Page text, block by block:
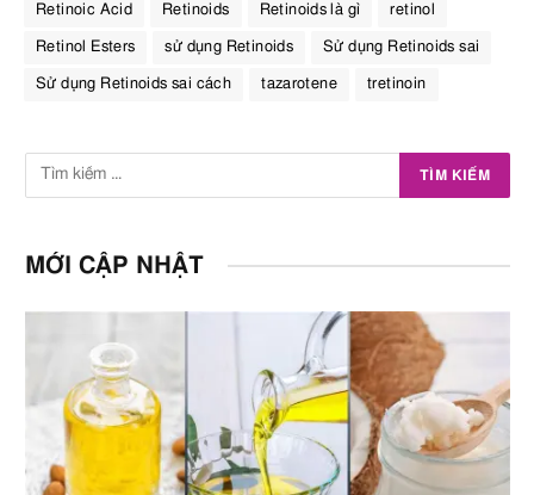
Retinoic Acid Retinoids Retinoids là gì retinol
Retinol Esters sử dụng Retinoids Sử dụng Retinoids sai
Sử dụng Retinoids sai cách tazarotene tretinoin
MỚI CẬP NHẬT